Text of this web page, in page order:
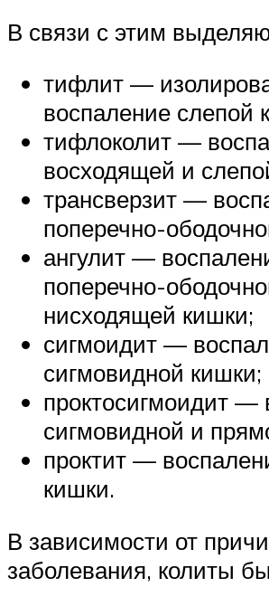
В связи с этим
тифлит —
воспаление слепой
тифлоколит —
восходящей и
трансверзит —
поперечно-
ангулит —
поперечно-
нисходящей кишки;
сигмоидит —
сигмовидной кишки;
проктосигмоидит —
сигмовидной и
проктит —
кишки.
В зависимости от
заболевания, колиты